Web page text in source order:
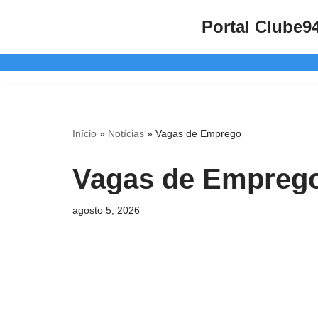
Portal
Início » Notícias » Vagas de Emprego
Vagas de
agosto 5, 2026